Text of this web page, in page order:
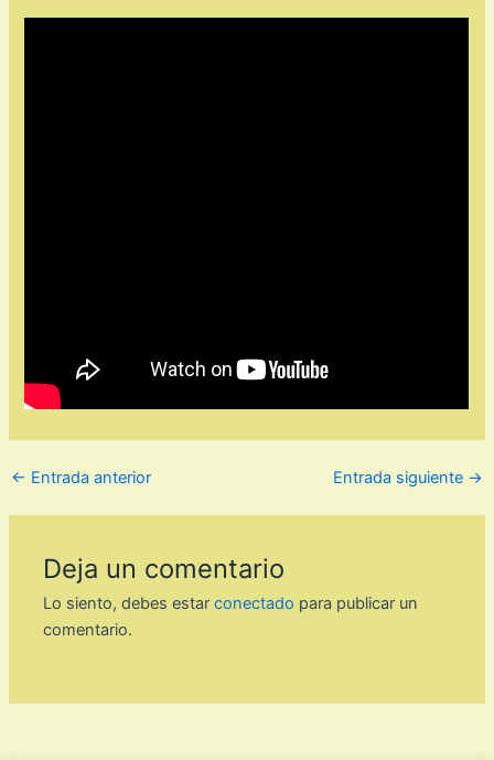
← Entrada anterior Entrada siguiente →
Deja un comentario
Lo siento, debes estarconectado para publicar un
comentario.